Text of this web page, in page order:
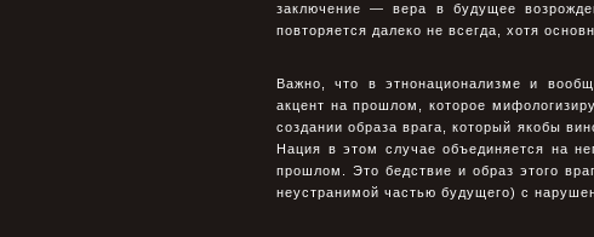
заключение — вера в будущее
повторяется далеко не всегда, хотя
Важно, что в этнонационализме и
акцент на прошлом, которое
создании образа врага, который якобы
Нация в этом случае объединяется на
прошлом. Это бедствие и образ этого
неустранимой частью будущего) с